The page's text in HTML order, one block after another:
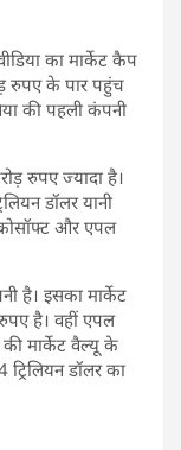
का मार्केट कैप
रुपए के पार पहुंच
की पहली कंपनी
रुपए ज्यादा है।
डॉलर यानी
और एपल
है। इसका मार्केट
है। वहीं एपल
मार्केट वैल्यू के
डॉलर का